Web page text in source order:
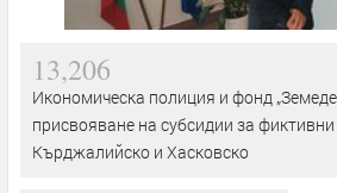
13,206
Икономическа полиция и фонд
присвояване на субсидии за
Кърджалийско и Хасковско